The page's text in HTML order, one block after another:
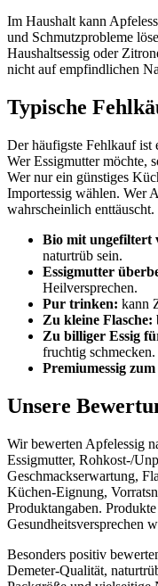
Im Haushalt kann
und Schmutzprobleme
Haushaltsessig oder
nicht auf empfindlichen
Typische
Der häufigste Fehlkauf ist
Wer Essigmutter möchte,
Wer nur ein günstiges
Importessig wählen. Wer
wahrscheinlich enttäuscht.
Bio mit ungefiltert
naturtrüb sein.
Essigmutter
Heilversprechen.
Pur trinken: kann
Zu kleine Flasche:
Zu billiger Essig
fruchtig schmecken.
Premiumessig
Unsere
Wir bewerten Apfelessig
Essigmutter, Rohkost-/
Geschmackserwartung,
Küchen-Eignung,
Produktangaben.
Gesundheitsversprechen
Besonders positiv
Demeter-Qualität,